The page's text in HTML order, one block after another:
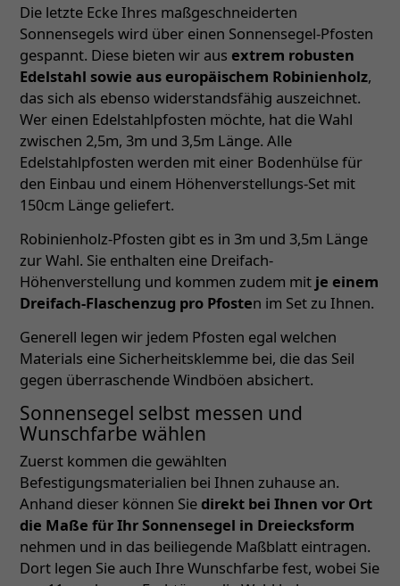
Die letzte Ecke Ihres maßgeschneiderten
Sonnensegels wird über einen Sonnensegel-Pfosten
gespannt. Diese bieten wir aus extrem robusten
Edelstahl sowie aus europäischem Robinienholz,
das sich als ebenso widerstandsfähig auszeichnet.
Wer einen Edelstahlpfosten möchte, hat die Wahl
zwischen 2,5m, 3m und 3,5m Länge. Alle
Edelstahlpfosten werden mit einer Bodenhülse für
den Einbau und einem Höhenverstellungs-Set mit
150cm Länge geliefert.
Robinienholz-Pfosten gibt es in 3m und 3,5m Länge
zur Wahl. Sie enthalten eine Dreifach-
Höhenverstellung und kommen zudem mit je einem
Dreifach-Flaschenzug pro Pfosten im Set zu Ihnen.
Generell legen wir jedem Pfosten egal welchen
Materials eine Sicherheitsklemme bei, die das Seil
gegen überraschende Windböen absichert.
Sonnensegel selbst messen und
Wunschfarbe wählen
Zuerst kommen die gewählten
Befestigungsmaterialien bei Ihnen zuhause an.
Anhand dieser können Siedirekt bei Ihnen vor Ort
die Maße für Ihr Sonnensegel in Dreiecksform
nehmen und in das beiliegende Maßblatt eintragen.
Dort legen Sie auch Ihre Wunschfarbe fest, wobei Sie